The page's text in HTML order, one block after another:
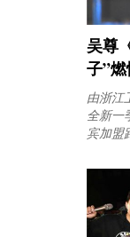
吴尊
子”
由浙江
全新一
宾加盟